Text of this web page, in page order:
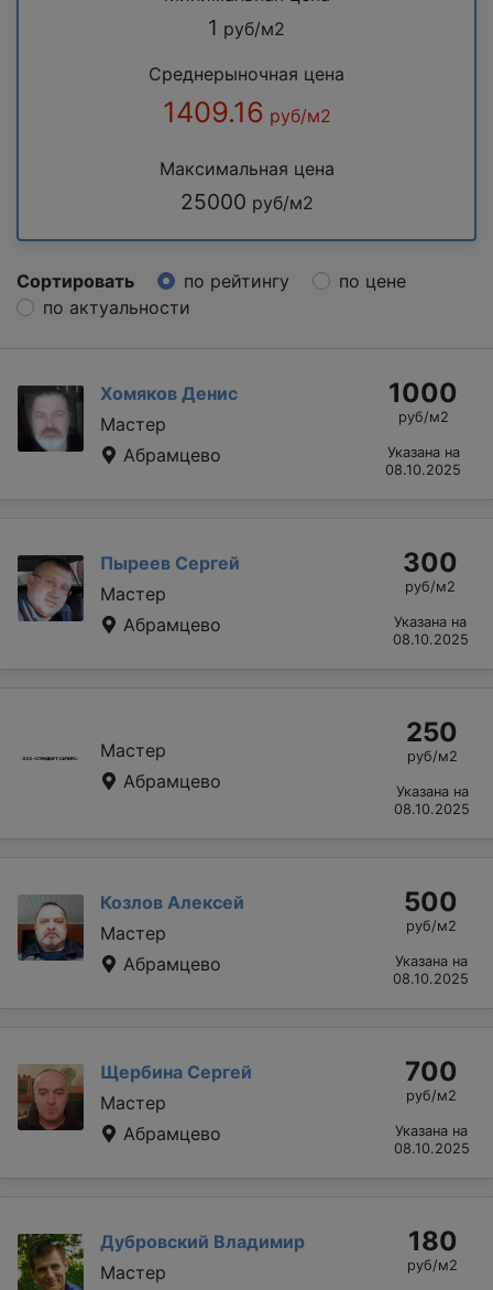
1 руб/м2
Среднерыночная цена
1409.16 руб/м2
Максимальная цена
25000 руб/м2
Сортировать по рейтингу
по цене
по актуальности
Хомяков Денис
Мастер
Абрамцево
1000
руб/м2
Указана на
08.10.2025
Пыреев Сергей
Мастер
Абрамцево
300
руб/м2
Указана на
08.10.2025
Мастер
Абрамцево
250
руб/м2
Указана на
08.10.2025
Козлов Алексей
Мастер
Абрамцево
500
руб/м2
Указана на
08.10.2025
Щербина Сергей
Мастер
Абрамцево
700
руб/м2
Указана на
08.10.2025
Дубровский Владимир
Мастер
180
руб/м2